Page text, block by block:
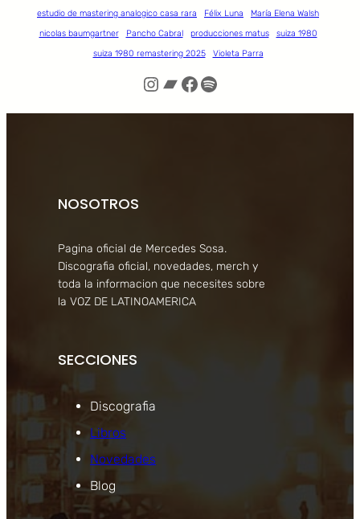
estudio de mastering analogico casa rara
Félix Luna
María Elena Walsh
nicolas baumgartner
Pancho Cabral producciones matus
suiza 1980
suiza 1980 remastering 2025
Violeta Parra
Instagram
Bandcamp
Facebook
Spotify
NOSOTROS
Pagina oficial de Mercedes Sosa.
Discografia oficial, novedades, merch y
toda la informacion que necesites sobre
la VOZ DE LATINOAMERICA
SECCIONES
Discografia
Libros
Novedades
Blog